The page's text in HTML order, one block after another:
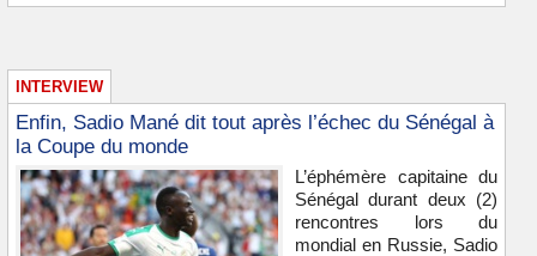
INTERVIEW
Enfin, Sadio Mané dit tout après l’échec du Sénégal à
la Coupe du monde
L’éphémère capitaine du
Sénégal durant deux (2)
rencontres lors du
mondial en Russie, Sadio